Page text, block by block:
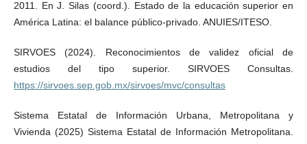
2011. En J. Silas (coord.). Estado de la educación superior en
América Latina: el balance público-privado. ANUIES/ITESO.
SIRVOES (2024). Reconocimientos de validez oficial de
estudios del tipo superior. SIRVOES Consultas.
https://sirvoes.sep.gob.mx/sirvoes/mvc/consultas
Sistema Estatal de Información Urbana, Metropolitana y
Vivienda (2025) Sistema Estatal de Información Metropolitana.